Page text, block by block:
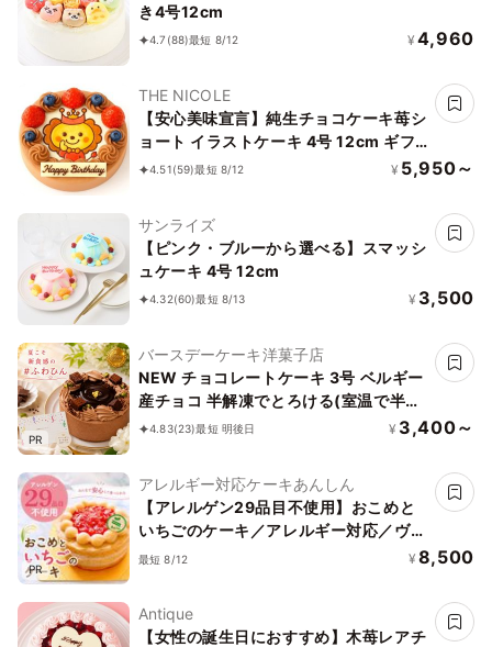
き4号12cm
4.7 (88)最短 8/12 ¥ 4,960
THE NICOLE
【安心美味宣言】純生チョコケーキ苺シ
ョート イラストケーキ 4号 12cm ギフ
トに最適
4.51(59)最短 8/12 ¥ 5,950～
サンライズ
【ピンク・ブルーから選べる】スマッシ
ュケーキ 4号 12cm
4.32(60)最短 8/13 ¥ 3,500
PR
バースデーケーキ洋菓子店
NEW チョコレートケーキ 3号 ベルギー
産チョコ 半解凍でとろける(室温で半解
凍していただくと、外はふんわり、中は
スデーケーキ お誕生日ケーキ アニバー
サリーカード #ふわひん純生ショコラ
4.83(23)最短 明後日 ¥ 3,400～
PR
アレルギー対応ケーキあんしん
【アレルゲン29品目不使用】おこめと
いちごのケーキ／アレルギー対応／ヴィ
ーガン、グルテンフリー、ハラール、プ
最短 8/12 ¥ 8,500
Antique
【女性の誕生日におすすめ】木苺レアチ